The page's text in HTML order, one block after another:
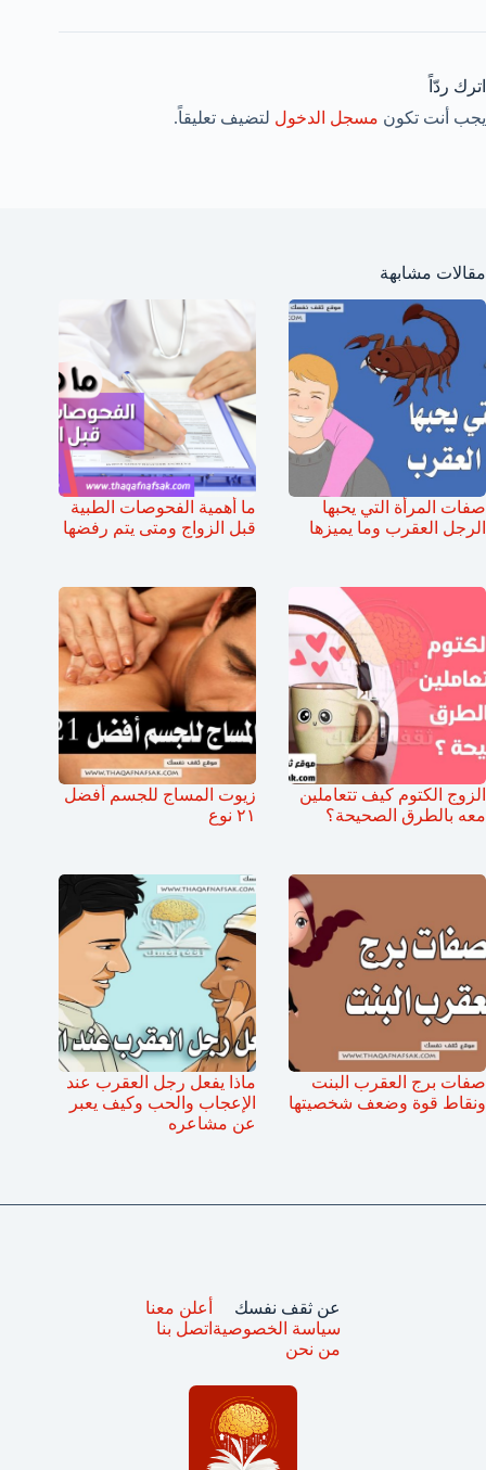
اترك ردّاً
يجب أنت تكون مسجل الدخول لتضيف تعليقاً.
مقالات مشابهة
صفات المرأة التي يحبها
الرجل العقرب وما يميزها
ما أهمية الفحوصات الطبية
قبل الزواج ومتى يتم رفضها
الزوج الكتوم كيف تتعاملين
معه بالطرق الصحيحة؟
زيوت المساج للجسم أفضل
٢١ نوع
صفات برج العقرب البنت
ونقاط قوة وضعف شخصيتها
ماذا يفعل رجل العقرب عند
الإعجاب والحب وكيف يعبر
عن مشاعره
عن ثقف نفسك
سياسة الخصوصية
من نحن
أعلن معنا
اتصل بنا